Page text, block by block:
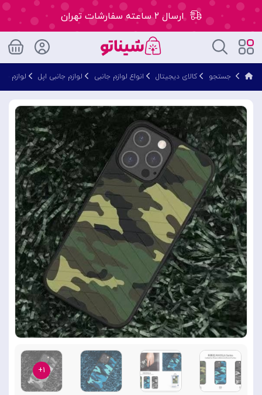
ارسال ۲ ساعته سفارشات تهران
۵۰ هزار تومان تخفیف اولین سفارش کد: WLC
ارسال ۲ ساعته سفارشات تهران جستجو کالای دیجیتال انواع لوازم جانبی لوازم جانبی اپل لوازم
۱+